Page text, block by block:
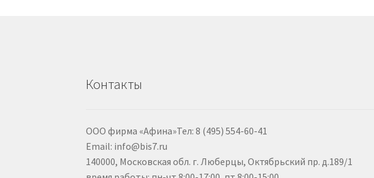
Контакты
ООО фирма «Афина»Тел: 8 (495) 554-60-41
Email: info@bis7.ru
140000, Московская обл. г. Люберцы, Октябрьский пр. д.189/1